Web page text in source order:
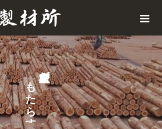
が
も
た
ら
す
せ
な
ら
し